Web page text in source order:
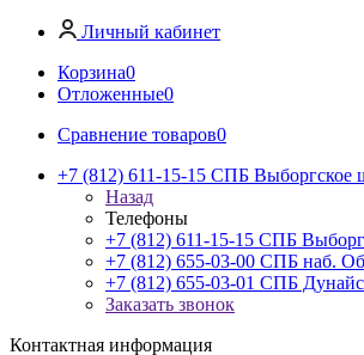
Личный кабинет
Корзина0
Отложенные0
Сравнение товаров0
+7 (812) 611-15-15 СПБ Выборгское
Назад
Телефоны
+7 (812) 611-15-15 СПБ
+7 (812) 655-03-00 СПБ наб.
+7 (812) 655-03-01 СПБ
Заказать звонок
Контактная информация